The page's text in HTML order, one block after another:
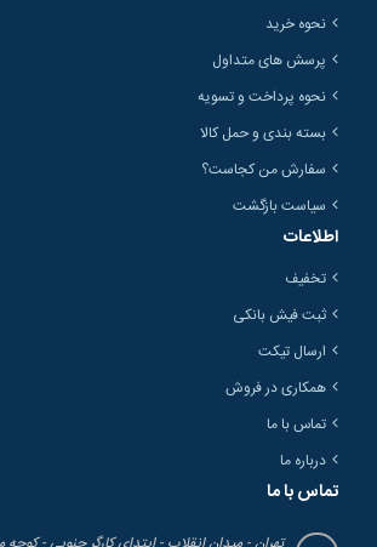
نحوه خرید
پرسش های متداول
نحوه پرداخت و تسویه
بسته بندی و حمل کالا
سفارش من کجاست؟
سیاست بازگشت
اطلاعات
تخفیف
ثبت فیش بانکی
ارسال تیکت
همکاری در فروش
تماس با ما
درباره ما
تماس با ما